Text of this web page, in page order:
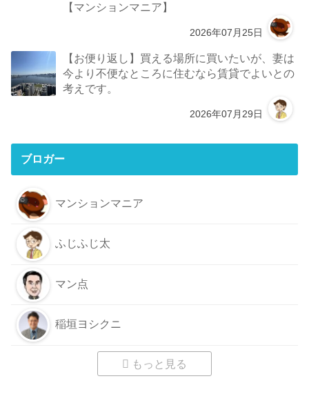
【マンションマニア】
2026年07月25日
【お便り返し】買える場所に買いたいが、妻は
今より不便なところに住むなら賃貸でよいとの
考えです。
2026年07月29日
ブロガー
マンションマニア
ふじふじ太
マン点
稲垣ヨシクニ
もっと見る